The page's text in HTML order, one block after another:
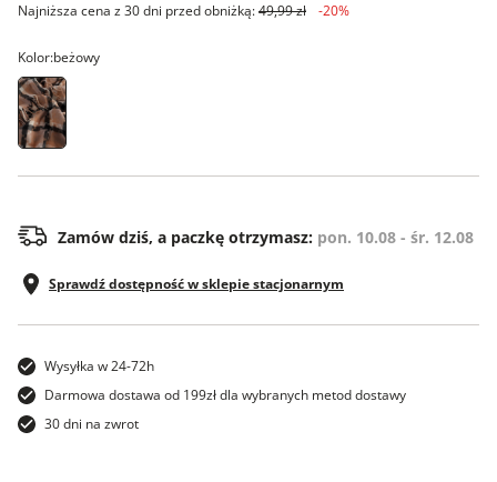
Najniższa cena z 30 dni przed obniżką:49,99 zł -20%
Kolor:beżowy
Zamów dziś, a paczkę otrzymasz: pon. 10.08 - śr. 12.08
Sprawdź dostępność w sklepie stacjonarnym
Wysyłka w 24-72h
Darmowa dostawa od 199zł dla wybranych metod dostawy
30 dni na zwrot